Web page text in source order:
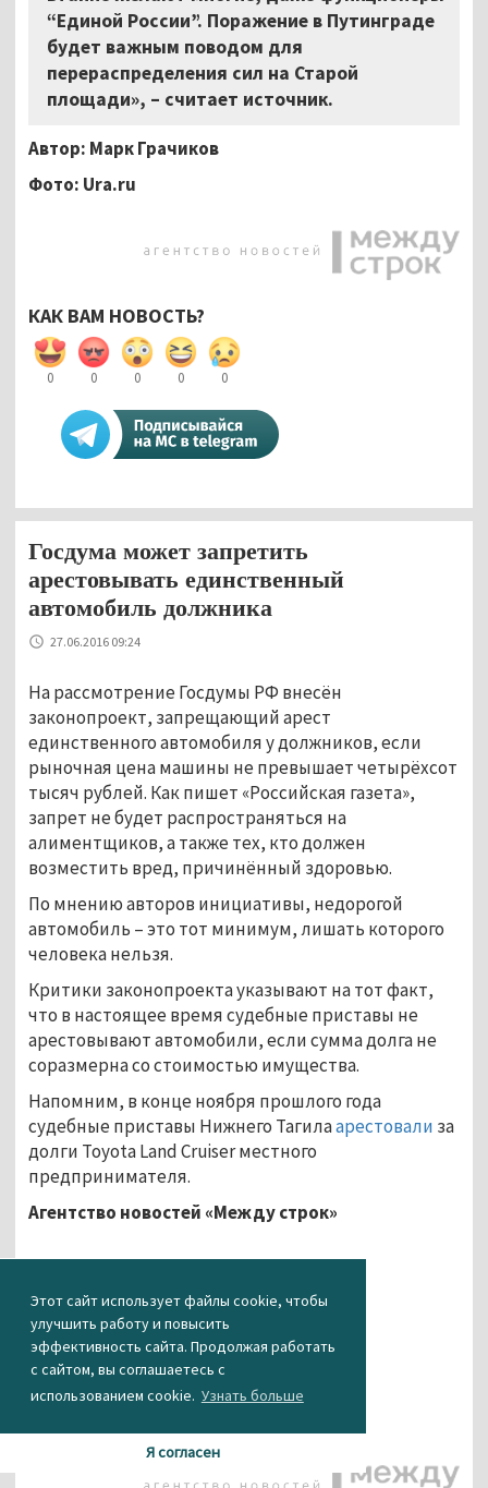
Этот сайт использует файлы cookie, чтобы
улучшить работу и повысить
эффективность сайта. Продолжая работать
с сайтом, вы соглашаетесь с
использованием cookie. Узнать больше
Я согласен
“Единой России”. Поражение в Путинграде
будет важным поводом для
перераспределения сил на Старой
площади», – считает источник.
Автор: Марк Грачиков
Фото: Ura.ru
КАК ВАМ НОВОСТЬ?
0 0 0 0 0
Госдума может запретить
арестовывать единственный
автомобиль должника
27.06.2016 09:24
На рассмотрение Госдумы РФ внесён
законопроект, запрещающий арест
единственного автомобиля у должников, если
рыночная цена машины не превышает четырёхсот
тысяч рублей. Как пишет «Российская газета»,
запрет не будет распространяться на
алиментщиков, а также тех, кто должен
возместить вред, причинённый здоровью.
По мнению авторов инициативы, недорогой
автомобиль – это тот минимум, лишать которого
человека нельзя.
Критики законопроекта указывают на тот факт,
что в настоящее время судебные приставы не
арестовывают автомобили, если сумма долга не
соразмерна со стоимостью имущества.
Напомним, в конце ноября прошлого года
судебные приставы Нижнего Тагилаарестовали за
долги Toyota Land Cruiser местного
предпринимателя.
Агентство новостей «Между строк»
...